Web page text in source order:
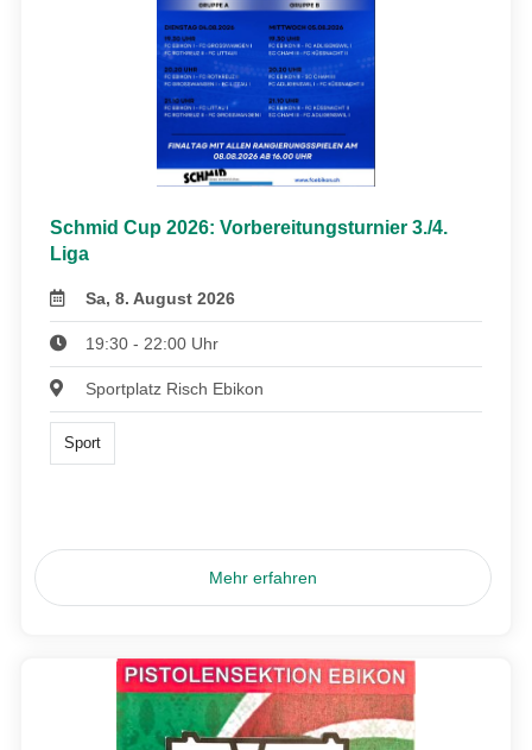
Schmid Cup 2026: Vorbereitungsturnier 3./4.
Liga
Sa, 8. August 2026
19:30 - 22:00 Uhr
Sportplatz Risch Ebikon
Sport
Mehr erfahren